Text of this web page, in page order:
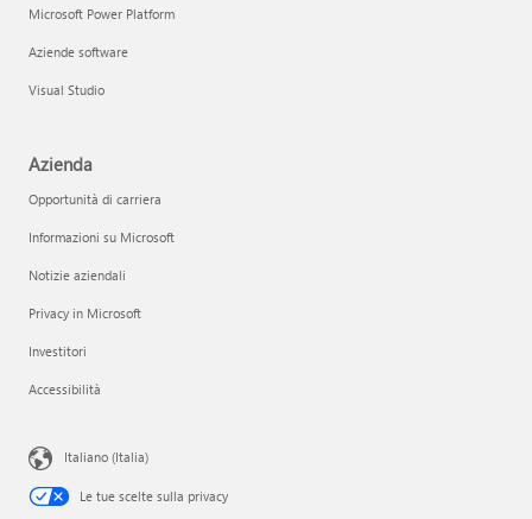
Microsoft Power Platform
Aziende software
Visual Studio
Azienda
Opportunità di carriera
Informazioni su Microsoft
Notizie aziendali
Privacy in Microsoft
Investitori
Accessibilità
Italiano (Italia)
Le tue scelte sulla privacy